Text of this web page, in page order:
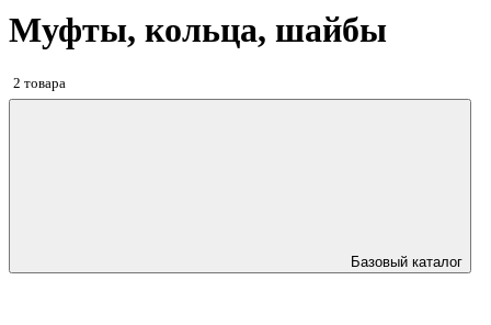
Муфты, кольца, шайбы
2 товара
Базовый каталог